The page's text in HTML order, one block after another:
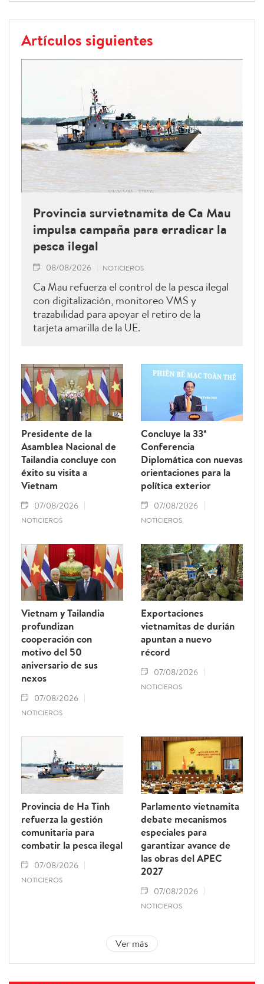
Artículos siguientes
Provincia survietnamita de Ca Mau
impulsa campaña para erradicar la
pesca ilegal
08/08/2026 NOTICIEROS
Ca Mau refuerza el control de la pesca ilegal
con digitalización, monitoreo VMS y
trazabilidad para apoyar el retiro de la
tarjeta amarilla de la UE.
Presidente de la
Asamblea Nacional de
Tailandia concluye con
éxito su visita a
Vietnam
07/08/2026
NOTICIEROS
Concluye la 33ª
Conferencia
Diplomática con nuevas
orientaciones para la
política exterior
07/08/2026
NOTICIEROS
Vietnam y Tailandia
profundizan
cooperación con
motivo del 50
aniversario de sus
nexos
07/08/2026
NOTICIEROS
Exportaciones
vietnamitas de durián
apuntan a nuevo
récord
07/08/2026
NOTICIEROS
Provincia de Ha Tinh
refuerza la gestión
comunitaria para
combatir la pesca ilegal
07/08/2026
NOTICIEROS
Parlamento vietnamita
debate mecanismos
especiales para
garantizar avance de
las obras del APEC
2027
07/08/2026
NOTICIEROS
Ver más